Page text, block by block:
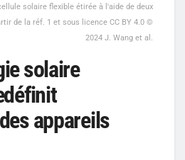
solaire flexible étirée à l'aide de deux
de la réf. 1 et sous licence CC BY 4.0 ©
2024 J. Wang et al.
solaire
appareils